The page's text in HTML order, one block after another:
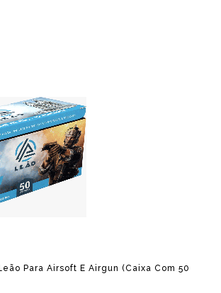
Para Airsoft E Airgun (caixa Com 50